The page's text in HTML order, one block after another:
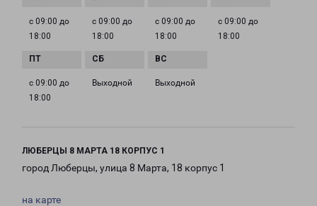
с 09:00 до
18:00
с 09:00 до
18:00
с 09:00 до
18:00
с 09:00 до
18:00
с 09:00 до
18:00
Выходной Выходной
ЛЮБЕРЦЫ 8 МАРТА 18 КОРПУС 1
город Люберцы, улица 8 Марта, 18 корпус 1
на карте